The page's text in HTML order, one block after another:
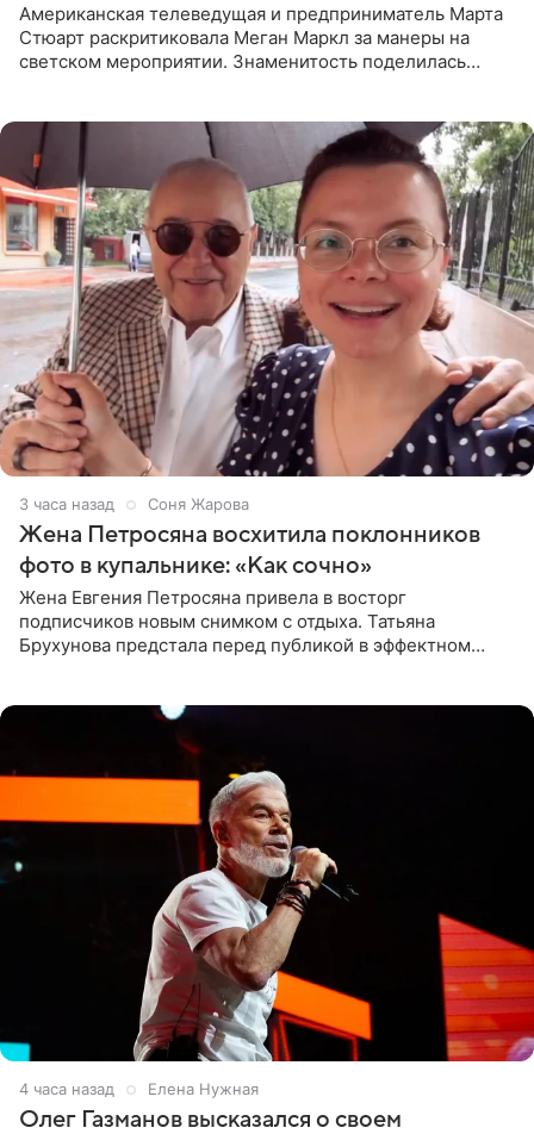
Американская телеведущая и предприниматель Марта
Стюарт раскритиковала Меган Маркл за манеры на
светском мероприятии. Знаменитость поделилась
3 часа назад Соня Жарова
Жена Петросяна восхитила поклонников
фото в купальнике: «Как сочно»
Жена Евгения Петросяна привела в восторг
подписчиков новым снимком с отдыха. Татьяна
Брухунова предстала перед публикой в эффектном
4 часа назад Елена Нужная
Олег Газманов высказался о своем